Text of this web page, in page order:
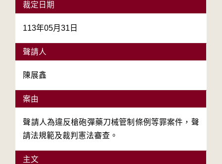
裁定日期
113年05月31日
聲請人
陳展鑫
案由
聲請人為違反槍砲彈藥刀械管制條例等罪案件，聲
請法規範及裁判憲法審查。
主文